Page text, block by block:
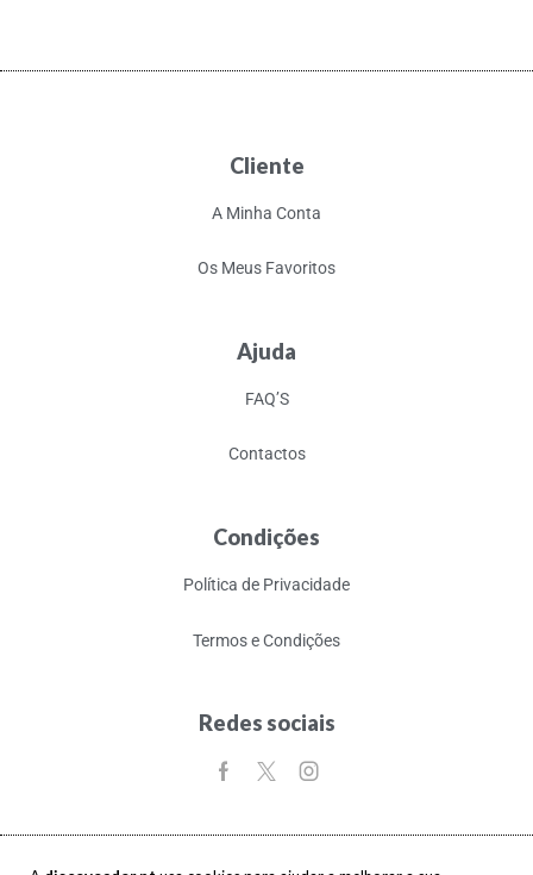
Cliente
A Minha Conta
Os Meus Favoritos
Ajuda
FAQ’S
Contactos
Condições
Política de Privacidade
Termos e Condições
Redes sociais